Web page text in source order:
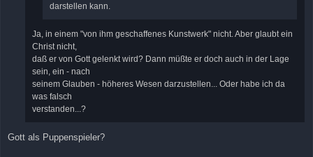
darstellen kann.
Ja, in einem "von ihm geschaffenes Kunstwerk" nicht. Aber glaubt ein
Christ nicht,
daß er von Gott gelenkt wird? Dann müßte er doch auch in der Lage
sein, ein - nach
seinem Glauben - höheres Wesen darzustellen... Oder habe ich da
was falsch
verstanden...?
Gott als Puppenspieler?